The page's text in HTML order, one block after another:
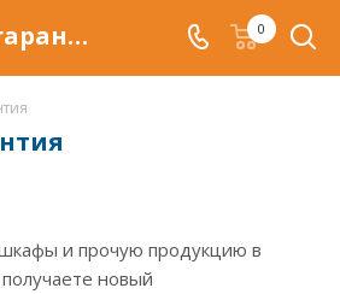
Сервис и гарантия, услуги по доставке и сборке сейфов и металлических шкафов 0
и прочую продукцию в
новый